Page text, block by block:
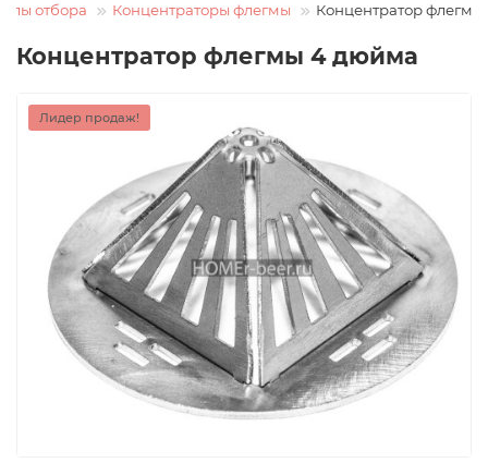
отбора Концентраторы флегмы Концентратор флегмы
Концентратор флегмы 4 дюйма
Лидер продаж!